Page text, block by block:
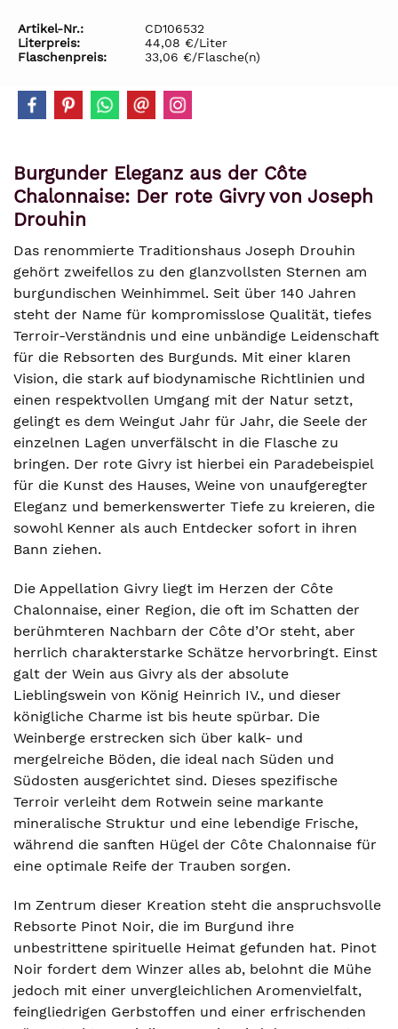
Artikel-Nr.:
CD106532
Literpreis:
44,08 €/Liter
Flaschenpreis:
33,06 €/Flasche(n)
Burgunder Eleganz aus der Côte
Chalonnaise: Der rote Givry von Joseph
Drouhin
Das renommierte Traditionshaus Joseph Drouhin
gehört zweifellos zu den glanzvollsten Sternen am
burgundischen Weinhimmel. Seit über 140 Jahren
steht der Name für kompromisslose Qualität, tiefes
Terroir-Verständnis und eine unbändige Leidenschaft
für die Rebsorten des Burgunds. Mit einer klaren
Vision, die stark auf biodynamische Richtlinien und
einen respektvollen Umgang mit der Natur setzt,
gelingt es dem Weingut Jahr für Jahr, die Seele der
einzelnen Lagen unverfälscht in die Flasche zu
bringen. Der rote Givry ist hierbei ein Paradebeispiel
für die Kunst des Hauses, Weine von unaufgeregter
Eleganz und bemerkenswerter Tiefe zu kreieren, die
sowohl Kenner als auch Entdecker sofort in ihren
Bann ziehen.
Die Appellation Givry liegt im Herzen der Côte
Chalonnaise, einer Region, die oft im Schatten der
berühmteren Nachbarn der Côte d’Or steht, aber
herrlich charakterstarke Schätze hervorbringt. Einst
galt der Wein aus Givry als der absolute
Lieblingswein von König Heinrich IV., und dieser
königliche Charme ist bis heute spürbar. Die
Weinberge erstrecken sich über kalk- und
mergelreiche Böden, die ideal nach Süden und
Südosten ausgerichtet sind. Dieses spezifische
Terroir verleiht dem Rotwein seine markante
mineralische Struktur und eine lebendige Frische,
während die sanften Hügel der Côte Chalonnaise für
eine optimale Reife der Trauben sorgen.
Im Zentrum dieser Kreation steht die anspruchsvolle
Rebsorte Pinot Noir, die im Burgund ihre
unbestrittene spirituelle Heimat gefunden hat. Pinot
Noir fordert dem Winzer alles ab, belohnt die Mühe
jedoch mit einer unvergleichlichen Aromenvielfalt,
feingliedrigen Gerbstoffen und einer erfrischenden